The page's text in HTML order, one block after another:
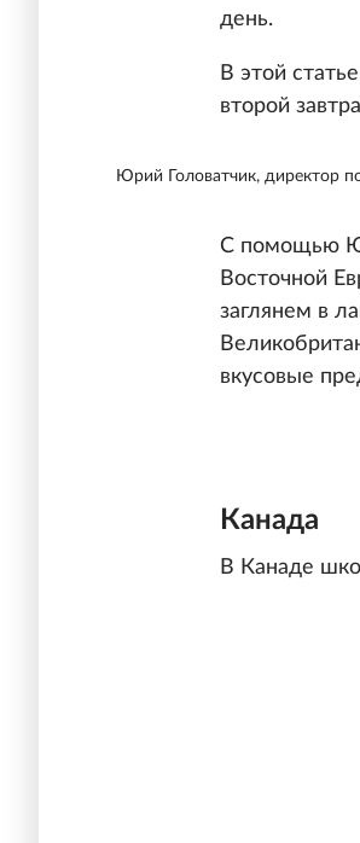
день.
В этой
второй
Юрий Головатчик, директор
С помощью
Восточной
заглянем в
вкусовые
Канада
В Канаде